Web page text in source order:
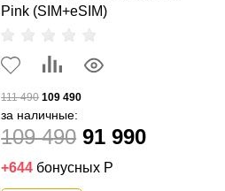
Pink (SIM+eSIM)
111 490 109 490
за наличные:
109 490 91 990
+644 бонусных Р